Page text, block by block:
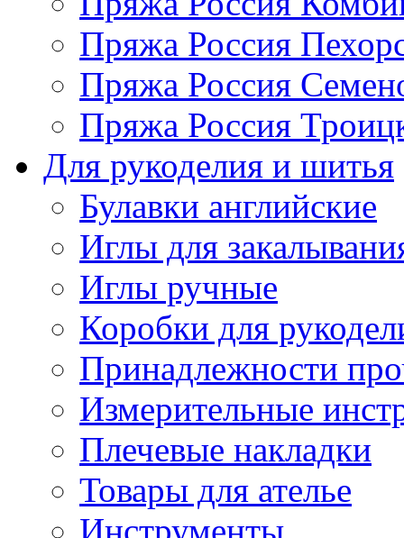
Пряжа Россия
Пряжа Россия
Пряжа Россия
Для рукоделия и шитья
Булавки английские
Иглы для
Иглы ручные
Коробки для
Принадлежности
Измерительные
Плечевые накладки
Товары для ателье
Инструменты